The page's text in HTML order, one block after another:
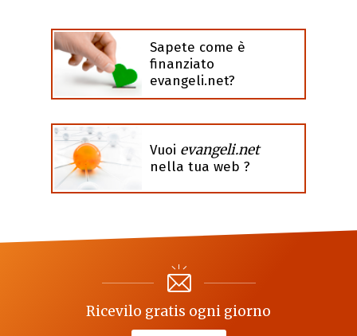
Sapete come è
finanziato
evangeli.net?
Vuoi evangeli.net
nella tua web ?
Ricevilo gratis ogni giorno